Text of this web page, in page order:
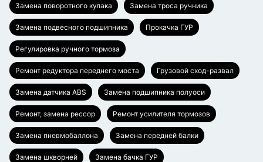
Замена поворотного кулака Замена троса ручника
Замена подвесного подшипника Прокачка ГУР
Регулировка ручного тормоза
Ремонт редуктора переднего моста Грузовой сход-развал
Замена датчика ABS Замена подшипника полуоси
Ремонт, замена рессор Ремонт усилителя тормозов
Замена пневмобаллона Замена передней балки
Замена шкворней Замена бачка ГУР